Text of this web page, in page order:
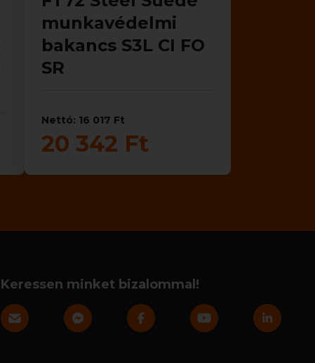
munkavédelmi
bakancs S3L CI FO
SR
Nettó: 16 017 Ft
20 342 Ft
Keressen minket bizalommal!